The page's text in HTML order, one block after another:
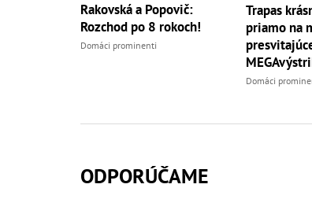
Rakovská a Popovič:
Rozchod po 8 rokoch!
Domáci prominenti
Trapas
priamo na
Domáci
ODPORÚČAME